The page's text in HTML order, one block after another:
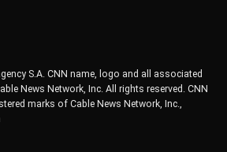
S.A. CNN name, logo and all associated
News Network, Inc. All rights reserved. CNN
marks of Cable News Network, Inc.,